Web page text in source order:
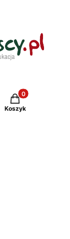
Produkty w
Koszyk